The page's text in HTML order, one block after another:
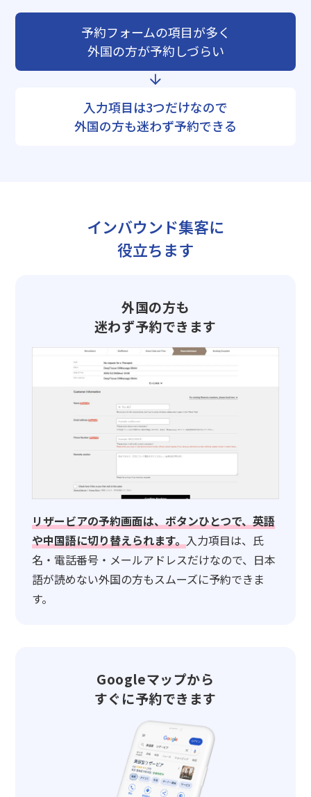
予約フォームの項目が多く
外国の方が予約しづらい
入力項目は3つだけなので
外国の方も迷わず予約できる
インバウンド集客に
役立ちます
外国の方も
迷わず予約できます
リザービアの予約画面は、ボタンひとつで、英語
や中国語に切り替えられます。入力項目は、氏
名・電話番号・メールアドレスだけなので、日本
語が読めない外国の方もスムーズに予約できま
す。
Googleマップから
すぐに予約できます